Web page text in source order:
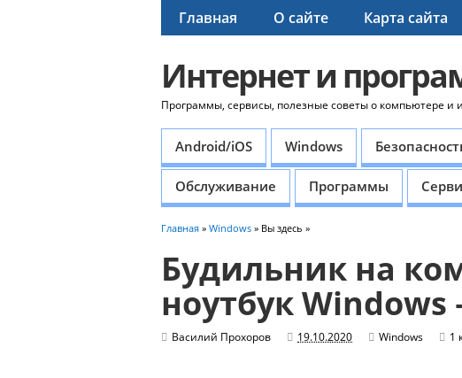
Главная О сайте Карта сайта
Интернет и
Программы, сервисы, полезные советы о компьютере и
Android/iOS Windows
Обслуживание Программы
Главная » Windows » Вы здесь »
Будильник на
ноутбук Windows
Василий Прохоров 19.10.2020 Windows 1